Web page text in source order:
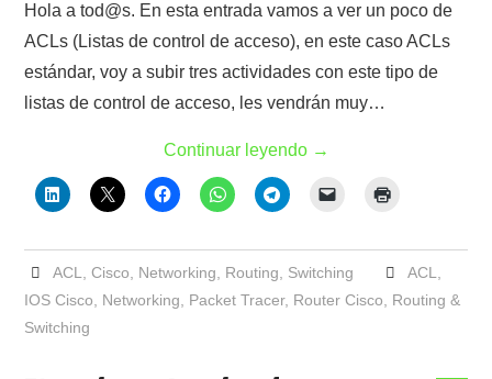
Hola a tod@s. En esta entrada vamos a ver un poco de
ACLs (Listas de control de acceso), en este caso ACLs
estándar, voy a subir tres actividades con este tipo de
listas de control de acceso, les vendrán muy…
Continuar leyendo →
ACL Cisco Networking Routing Switching ACL
IOS Cisco
Networking Packet Tracer, Router Cisco
Routing &
Switching